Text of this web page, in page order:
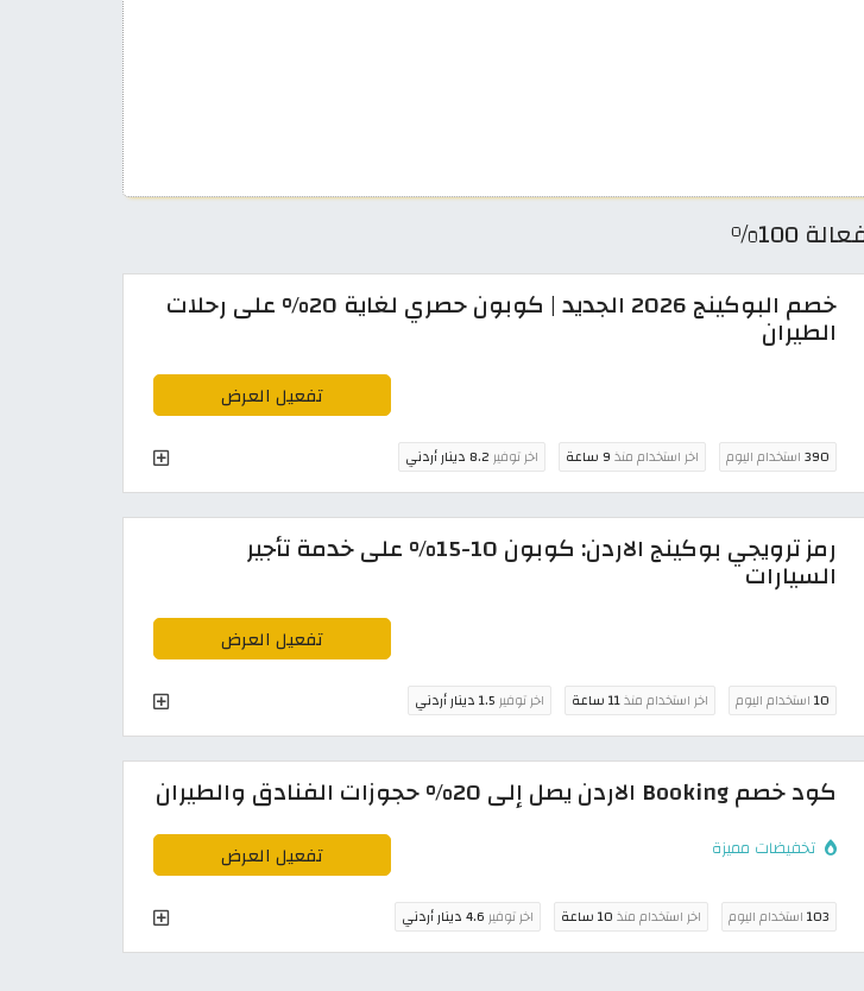
خصم البوكينج 2026 الجديد | كوبون حصري لغاية 20% على رحلات
الطيران
تفعيل العرض
390استخدام اليوم اخر استخدام منذ9 ساعة اخر توفير8.2 دينار أردني
رمز ترويجي بوكينج الاردن: كوبون 10-15% على خدمة تأجير
السيارات
تفعيل العرض
10استخدام اليوم اخر استخدام منذ11 ساعة اخر توفير1.5 دينار أردني
كود خصم Booking الاردن يصل إلى 20% حجوزات الفنادق والطيران
تخفيضات مميزة تفعيل العرض
103استخدام اليوم اخر استخدام منذ10 ساعة اخر توفير4.6 دينار أردني